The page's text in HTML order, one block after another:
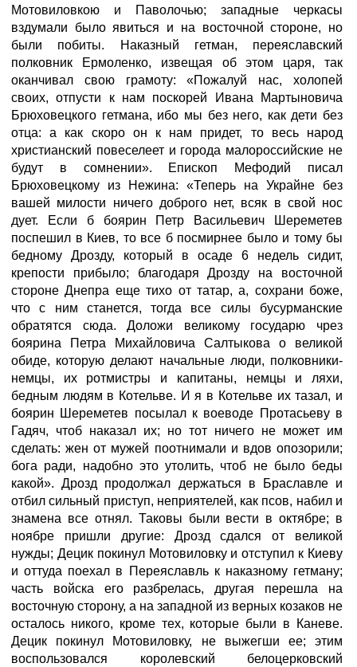
Мотовиловкою и Паволочью; западные черкасы
вздумали было явиться и на восточной стороне, но
были побиты. Наказный гетман, переяславский
полковник Ермоленко, извещая об этом царя, так
оканчивал свою грамоту: «Пожалуй нас, холопей
своих, отпусти к нам поскорей Ивана Мартыновича
Брюховецкого гетмана, ибо мы без него, как дети без
отца: а как скоро он к нам придет, то весь народ
христианский повеселеет и города малороссийские не
будут в сомнении». Епископ Мефодий писал
Брюховецкому из Нежина: «Теперь на Украйне без
вашей милости ничего доброго нет, всяк в свой нос
дует. Если б боярин Петр Васильевич Шереметев
поспешил в Киев, то все б посмирнее было и тому бы
бедному Дрозду, который в осаде 6 недель сидит,
крепости прибыло; благодаря Дрозду на восточной
стороне Днепра еще тихо от татар, а, сохрани боже,
что с ним станется, тогда все силы бусурманские
обратятся сюда. Доложи великому государю чрез
боярина Петра Михайловича Салтыкова о великой
обиде, которую делают начальные люди, полковники-
немцы, их ротмистры и капитаны, немцы и ляхи,
бедным людям в Котельве. И я в Котельве их тазал, и
боярин Шереметев посылал к воеводе Протасьеву в
Гадяч, чтоб наказал их; но тот ничего не может им
сделать: жен от мужей поотнимали и вдов опозорили;
бога ради, надобно это утолить, чтоб не было беды
какой». Дрозд продолжал держаться в Браславле и
отбил сильный приступ, неприятелей, как псов, набил и
знамена все отнял. Таковы были вести в октябре; в
ноябре пришли другие: Дрозд сдался от великой
нужды; Децик покинул Мотовиловку и отступил к Киеву
и оттуда поехал в Переяславль к наказному гетману;
часть войска его разбрелась, другая перешла на
восточную сторону, а на западной из верных козаков не
осталось никого, кроме тех, которые были в Каневе.
Децик покинул Мотовиловку, не выжегши ее; этим
воспользовался королевский белоцерковский